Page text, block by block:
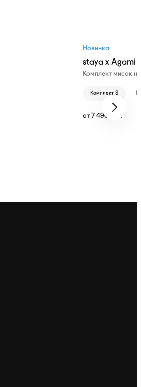
Новинка
staya x Agami
Комплект мисок
Комплект S
от 7 490 руб.